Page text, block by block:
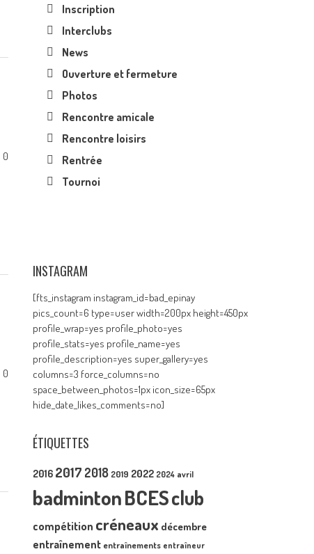
0
0
Inscription
Interclubs
News
Ouverture et fermeture
Photos
Rencontre amicale
Rencontre loisirs
Rentrée
Tournoi
INSTAGRAM
[fts_instagram instagram_id=bad_epinay
pics_count=6 type=user width=200px height=450px
profile_wrap=yes profile_photo=yes
profile_stats=yes profile_name=yes
profile_description=yes super_gallery=yes
columns=3 force_columns=no
space_between_photos=1px icon_size=65px
hide_date_likes_comments=no]
ÉTIQUETTES
2016 2017 2018 2019 2022 2024 avril
badmintonBCESclub
compétition créneaux décembre
entraînement entraînements entraîneur